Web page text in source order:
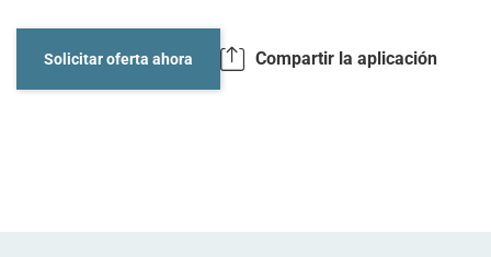
Solicitar oferta ahora Compartir la aplicación